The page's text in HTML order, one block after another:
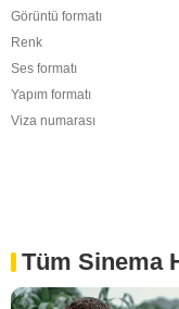
Görüntü formatı
Renk
Ses formatı
Yapım formatı
Viza numarası
Tüm Sinema